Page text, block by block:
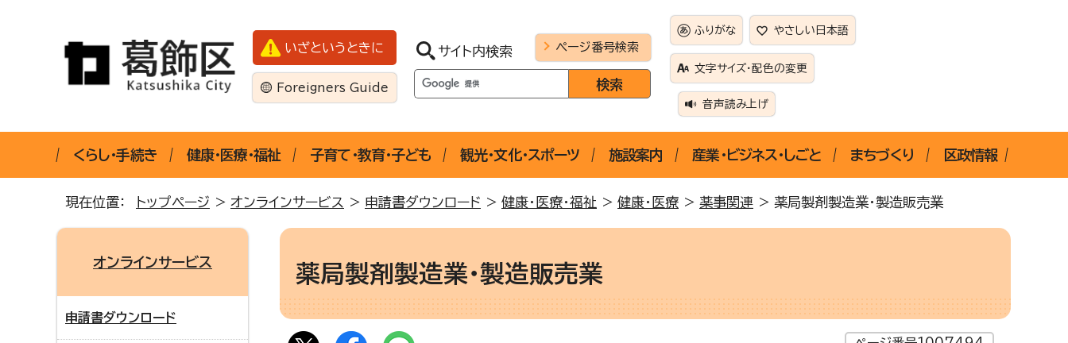
いざというときに
Foreigners Guide
サイト内検索 ページ番号検索
ふりがな やさしい日本語
文字サイズ・配色の変更
音声読み上げ
くらし・手続き 健康・医療・福祉 子育て・教育・子ども 観光・文化・スポーツ 施設案内 産業・ビジネス・しごと まちづくり 区政情報
現在位置： トップページ > オンラインサービス > 申請書ダウンロード > 健康・医療・福祉 > 健康・医療 > 薬事関連 > 薬局製剤製造業・製造販売業
薬局製剤製造業・製造販売業
オンラインサービス
申請書ダウンロード